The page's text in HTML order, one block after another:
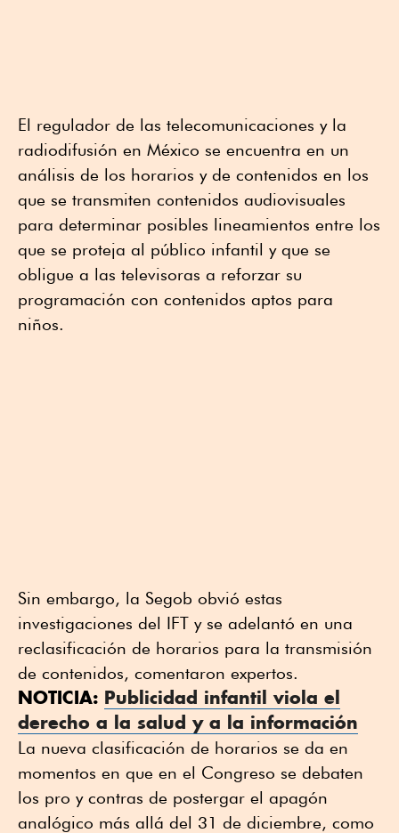
El regulador de las telecomunicaciones y la
radiodifusión en México se encuentra en un
análisis de los horarios y de contenidos en los
que se transmiten contenidos audiovisuales
para determinar posibles lineamientos entre los
que se proteja al público infantil y que se
obligue a las televisoras a reforzar su
programación con contenidos aptos para
niños.
Sin embargo, la Segob obvió estas
investigaciones del IFT y se adelantó en una
reclasificación de horarios para la transmisión
de contenidos, comentaron expertos.
NOTICIA: Publicidad infantil viola el
derecho a la salud y a la información
La nueva clasificación de horarios se da en
momentos en que en el Congreso se debaten
los pro y contras de postergar el apagón
analógico más allá del 31 de diciembre, como